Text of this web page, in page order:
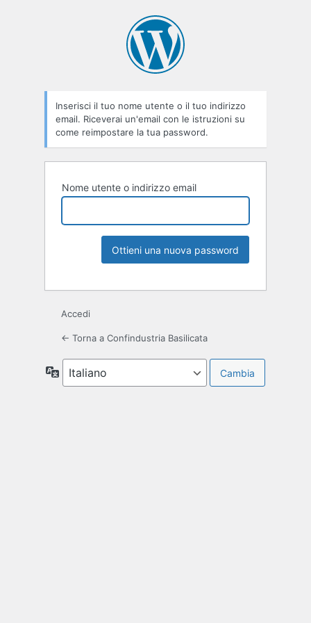
Inserisci il tuo nome utente o il tuo indirizzo
email. Riceverai un'email con le istruzioni su
come reimpostare la tua password.
Nome utente o indirizzo email
Accedi
← Torna a Confindustria Basilicata
Lingua